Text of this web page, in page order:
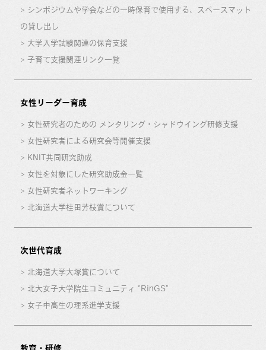
シンポジウムや学会などの一時保育で使用する、スペースマット
の貸し出し
大学入学試験関連の保育支援
子育て支援関連リンク一覧
女性リーダー育成
女性研究者のための メンタリング・シャドウイング研修支援
女性研究者による研究会等開催支援
KNIT共同研究助成
女性を対象にした研究助成金一覧
女性研究者ネットワーキング
北海道大学桂田芳枝賞について
次世代育成
北海道大学大塚賞について
北大女子大学院生コミュニティ “RinGS”
女子中高生の理系進学支援
教育・研修